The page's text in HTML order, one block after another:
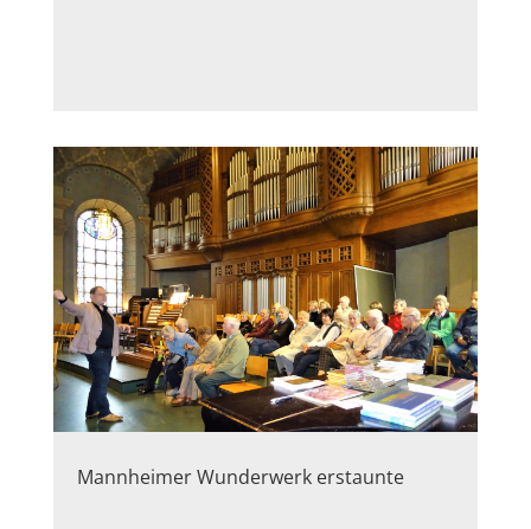
Mannheimer Wunderwerk erstaunte